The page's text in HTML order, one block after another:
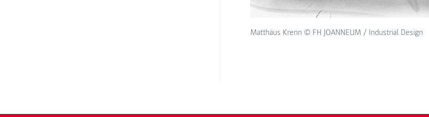
Matthäus Krenn © FH JOANNEUM / Industrial Design